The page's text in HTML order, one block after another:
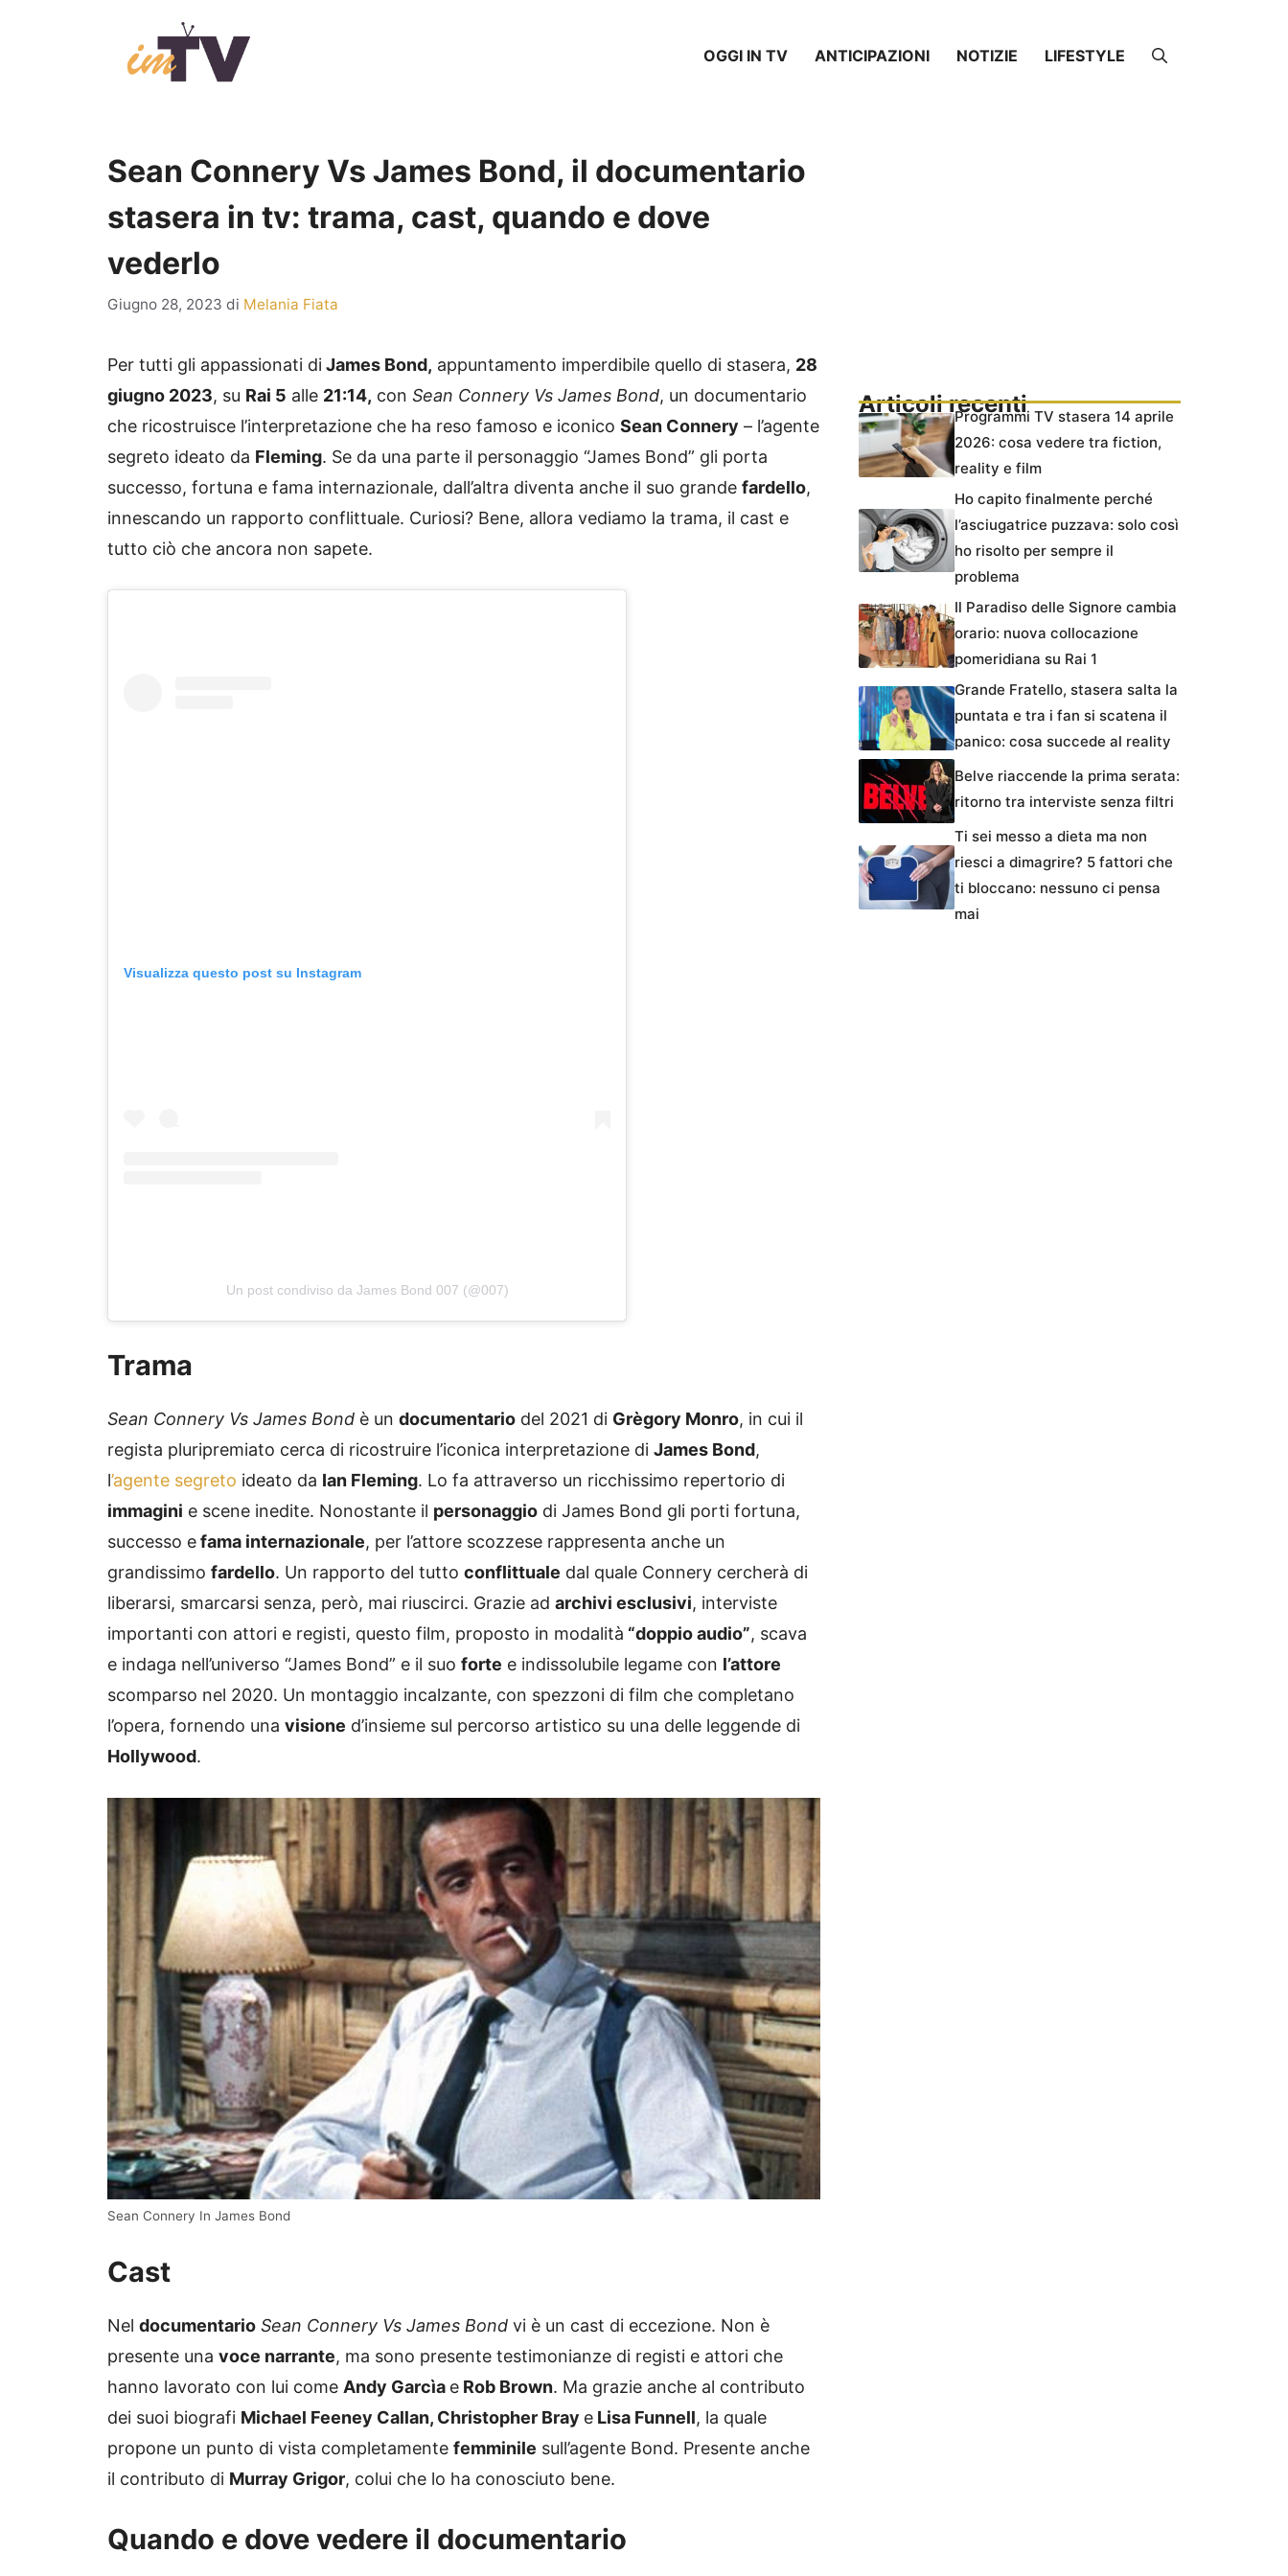
OGGI IN TV ANTICIPAZIONI NOTIZIE LIFESTYLE
Sean Connery Vs James Bond, il documentario
stasera in tv: trama, cast, quando e dove
vederlo
Giugno 28, 2023 di Melania Fiata
Per tutti gli appassionati diJames Bond, appuntamento imperdibile quello di stasera, 28
giugno 2023, su Rai 5 alle 21:14, con Sean Connery Vs James Bond, un documentario
che ricostruisce l’interpretazione che ha reso famoso e iconico Sean Connery – l’agente
segreto ideato da Fleming. Se da una parte il personaggio “James Bond” gli porta
successo, fortuna e fama internazionale, dall’altra diventa anche il suo grande fardello,
innescando un rapporto conflittuale. Curiosi? Bene, allora vediamo la trama, il cast e
tutto ciò che ancora non sapete.
Visualizza questo post su Instagram
Un post condiviso da James Bond 007 (@007)
Trama
Sean Connery Vs James Bond è un documentario del 2021 di Grègory Monro, in cui il
regista pluripremiato cerca di ricostruire l’iconica interpretazione di James Bond,
l’agente segreto ideato da Ian Fleming. Lo fa attraverso un ricchissimo repertorio di
immagini e scene inedite. Nonostante il personaggio di James Bond gli porti fortuna,
successo efama internazionale, per l’attore scozzese rappresenta anche un
grandissimo fardello. Un rapporto del tutto conflittuale dal quale Connery cercherà di
liberarsi, smarcarsi senza, però, mai riuscirci. Grazie ad archivi esclusivi, interviste
importanti con attori e registi, questo film, proposto in modalità “doppio audio”, scava
e indaga nell’universo “James Bond” e il suo forte e indissolubile legame con l’attore
scomparso nel 2020. Un montaggio incalzante, con spezzoni di film che completano
l’opera, fornendo una visione d’insieme sul percorso artistico su una delle leggende di
Hollywood.
Sean Connery In James Bond
Cast
Nel documentario Sean Connery Vs James Bond vi è un cast di eccezione. Non è
presente una voce narrante, ma sono presente testimonianze di registi e attori che
hanno lavorato con lui come Andy Garcìa e Rob Brown. Ma grazie anche al contributo
dei suoi biografi Michael Feeney Callan, Christopher Bray e Lisa Funnell, la quale
propone un punto di vista completamente femminile sull’agente Bond. Presente anche
il contributo di Murray Grigor, colui che lo ha conosciuto bene.
Quando e dove vedere il documentario
Articoli recentiProgrammi TV stasera 14 aprile
2026: cosa vedere tra fiction,
reality e film
Ho capito finalmente perché
l’asciugatrice puzzava: solo così
ho risolto per sempre il
problema
Il Paradiso delle Signore cambia
orario: nuova collocazione
pomeridiana su Rai 1
Grande Fratello, stasera salta la
puntata e tra i fan si scatena il
panico: cosa succede al reality
Belve riaccende la prima serata:
ritorno tra interviste senza filtri
Ti sei messo a dieta ma non
riesci a dimagrire? 5 fattori che
ti bloccano: nessuno ci pensa
mai